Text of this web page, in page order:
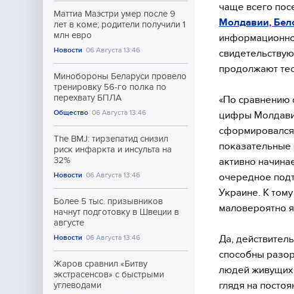
Маттиа Маэстри умер после 9
лет в коме; родители получили 1
млн евро
Новости 06 Августа 13:46
Минобороны Беларуси провело
тренировку 56-го полка по
перехвату БПЛА
Общество 06 Августа 13:46
The BMJ: тирзепатид снизил
риск инфаркта и инсульта на
32%
Новости 06 Августа 13:46
Более 5 тыс. призывников
начнут подготовку в Швеции в
августе
Новости 06 Августа 13:46
Жаров сравнил «Битву
экстрасенсов» с быстрыми
углеводами
чаще всего
Молдавии,
продолжают
«По сравнению
цифры
активно
очередное
Украине. К
маловероятно
Да,
способны
людей живущих
глядя на